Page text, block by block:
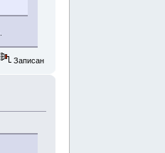
Записан